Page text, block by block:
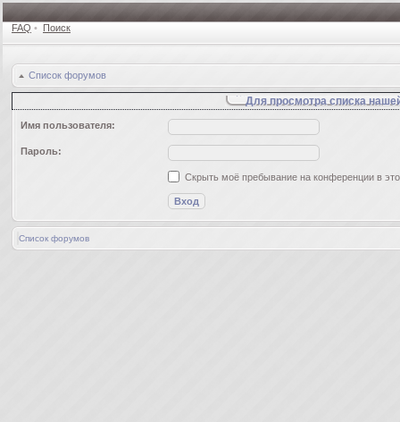
FAQ • Поиск
Список форумов
Для просмотра списка
Имя пользователя:
Пароль:
Скрыть моё пребывание на конференции в
Список форумов